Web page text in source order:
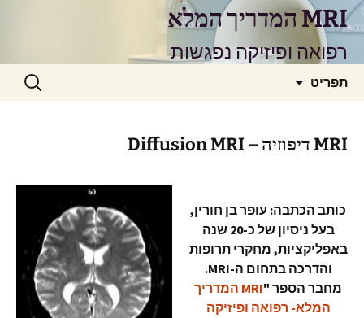
לדלג
לתוכןMRI המדריך המלא
רפואה ופיזיקה נפגשות
תפריט חיפוש:
MRI דיפוזיה – Diffusion MRI
כותב הכתבה: עופר בן חורין,
בעל ניסיון של כ-20 שנה
באפליקציות, מחקרי תרופות
והדרכה בתחום ה-MRI.
מחבר הספר "
MRI המדריך
המלא- רפואה ופיזיקה